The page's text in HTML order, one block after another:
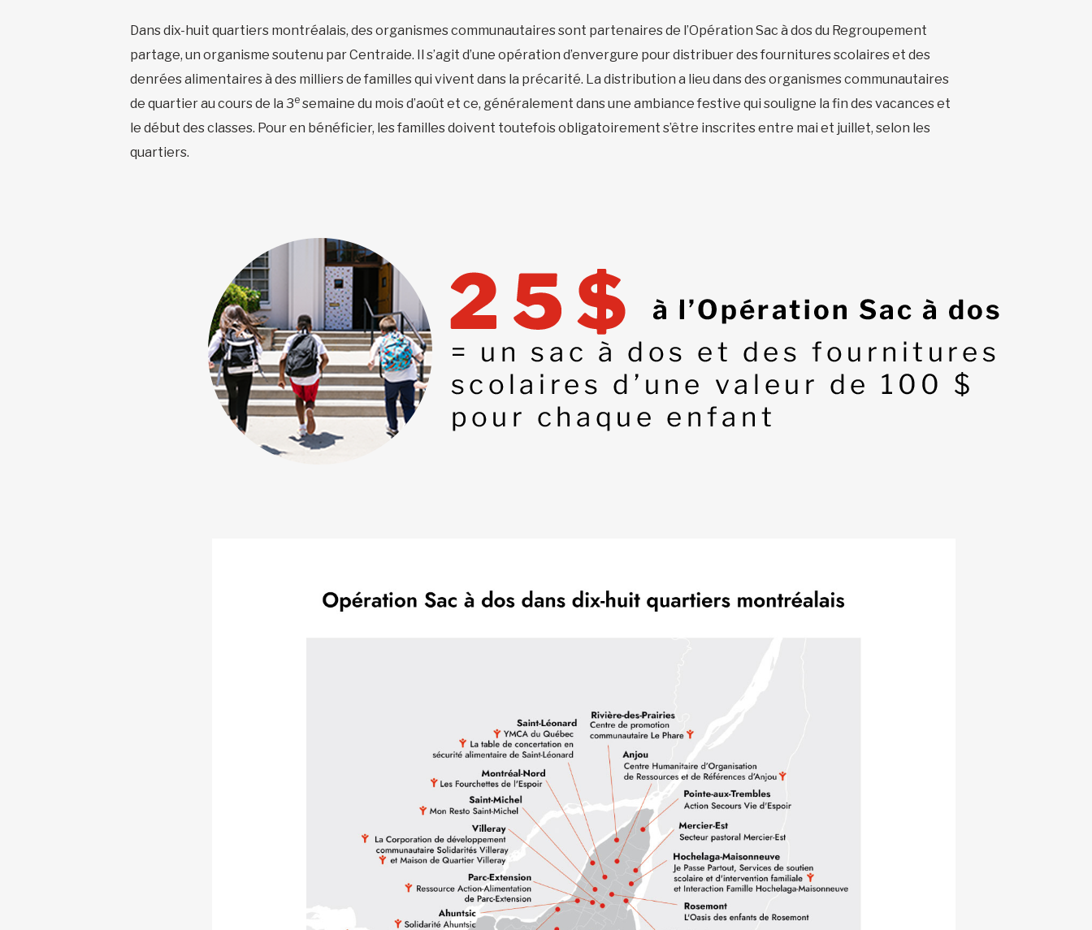
Dans dix-huit quartiers montréalais, des organismes communautaires sont partenaires de l’Opération Sac à dos du Regroupement
partage, un organisme soutenu par Centraide. Il s’agit d’une opération d’envergure pour distribuer des fournitures scolaires et des
denrées alimentaires à des milliers de familles qui vivent dans la précarité. La distribution a lieu dans des organismes communautaires
de quartier au cours de la 3e semaine du mois d’août et ce, généralement dans une ambiance festive qui souligne la fin des vacances et
le début des classes. Pour en bénéficier, les familles doivent toutefois obligatoirement s’être inscrites entre mai et juillet, selon les
quartiers.